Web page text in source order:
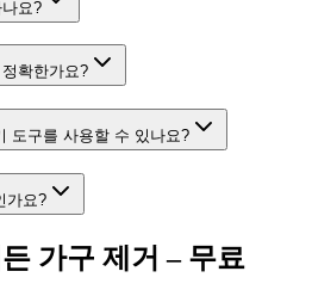
요?
확한가요?
도구를 사용할 수 있나요?
가요?
가구 제거 – 무료